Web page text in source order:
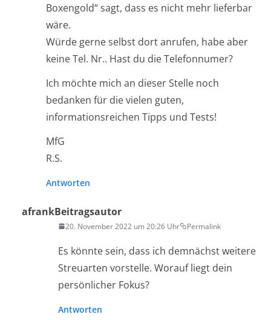
Boxengold“ sagt, dass es nicht mehr lieferbar
wäre.
Würde gerne selbst dort anrufen, habe aber
keine Tel. Nr.. Hast du die Telefonnumer?
Ich möchte mich an dieser Stelle noch
bedanken für die vielen guten,
informationsreichen Tipps und Tests!
MfG
R.S.
Antworten
afrankBeitragsautor
20. November 2022 um 20:26 Uhr Permalink
Es könnte sein, dass ich demnächst weitere
Streuarten vorstelle. Worauf liegt dein
persönlicher Fokus?
Antworten